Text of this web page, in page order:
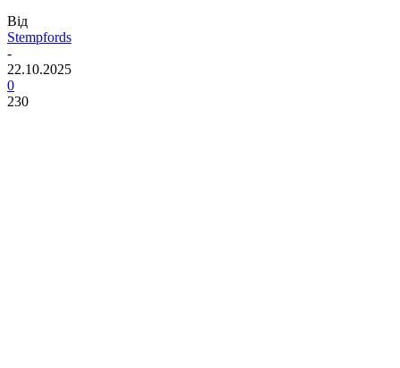
Від
Stempfords
-
22.10.2025
0
230